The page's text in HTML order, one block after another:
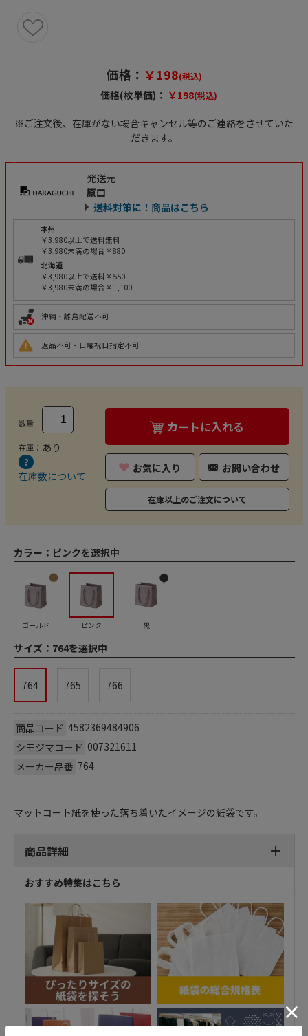
価格： ￥198(税込)
価格(枚単価)： ￥198(税込)
※ご注文後、在庫がない場合キャンセル等のご連絡をさせていた
だきます。
発送元
原口
送料対策に！商品はこちら
本州
￥3,980以上で送料無料
￥3,980未満の場合￥880
北海道
￥3,980以上で送料￥550
￥3,980未満の場合￥1,100
沖縄・離島配送不可
返品不可・日曜祝日指定不可
数量
在庫： あり
在庫数について
カートに入れる
お気に入り お問い合わせ
在庫以上のご注文について
カラー： ピンクを選択中
ゴールド ピンク 黒
サイズ： 764を選択中
764 765 766
商品コード 4582369484906
シモジマコード 007321611
メーカー品番 764
マットコート紙を使った落ち着いたイメージの紙袋です。
商品詳細
おすすめ特集はこちら